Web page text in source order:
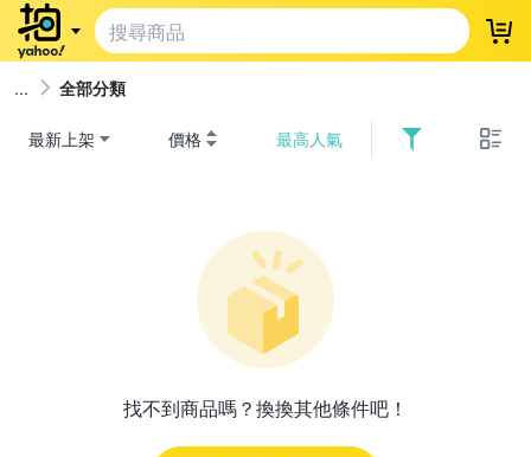
登
全部分類
最新上架 價格 最高人氣
找不到商品嗎？換換其他條件吧！